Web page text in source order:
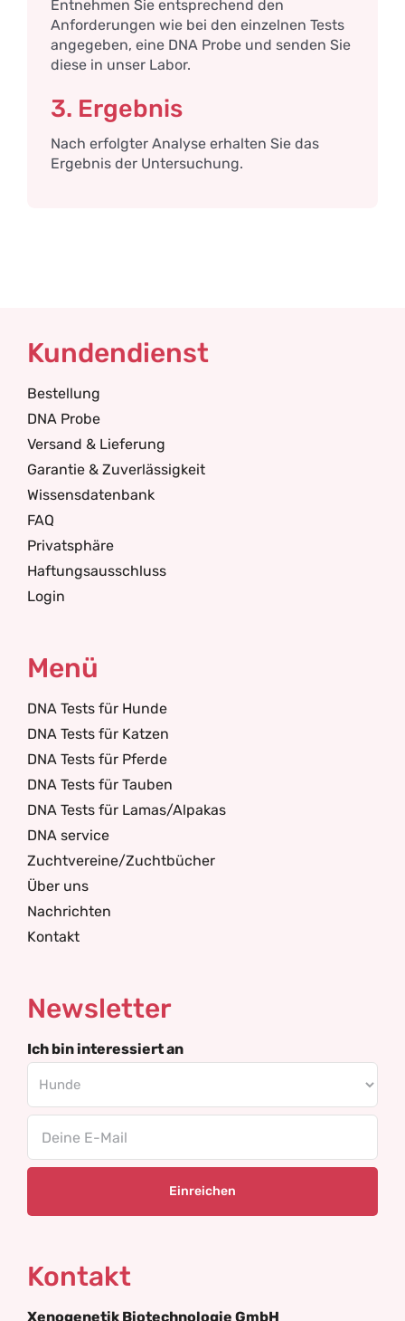
Entnehmen Sie entsprechend den
Anforderungen wie bei den einzelnen Tests
angegeben, eine DNA Probe und senden Sie
diese in unser Labor.
3. Ergebnis
Nach erfolgter Analyse erhalten Sie das
Ergebnis der Untersuchung.
Kundendienst
Bestellung
DNA Probe
Versand & Lieferung
Garantie & Zuverlässigkeit
Wissensdatenbank
FAQ
Privatsphäre
Haftungsausschluss
Login
Menü
DNA Tests für Hunde
DNA Tests für Katzen
DNA Tests für Pferde
DNA Tests für Tauben
DNA Tests für Lamas/Alpakas
DNA service
Zuchtvereine/Zuchtbücher
Über uns
Nachrichten
Kontakt
Newsletter
Ich bin interessiert an
Kontakt
Xenogenetik Biotechnologie GmbH